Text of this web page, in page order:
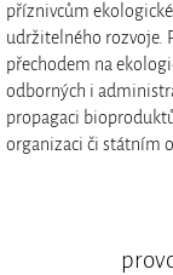
příznivcům
udržitelného rozvoje.
přechodem na
odborných i
propagaci
organizaci či státním